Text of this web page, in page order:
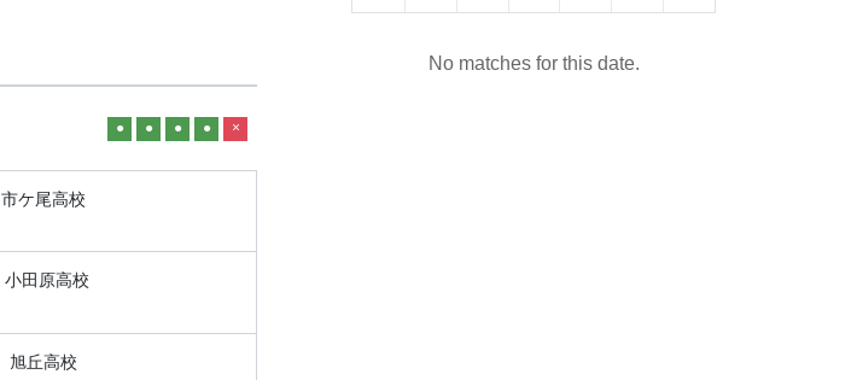
● ● ● ● ×
市ケ尾高校
小田原高校
旭丘高校
No matches for this date.